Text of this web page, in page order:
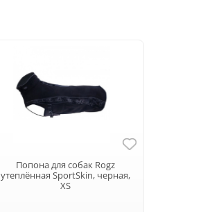
Попона для собак Rogz
утеплённая SportSkin, черная,
XS